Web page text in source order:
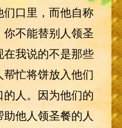
口里，而他自称
不能替别人领圣
我说的不是那些
忙将饼放入他们
人。因为他们的
他人领圣餐的人